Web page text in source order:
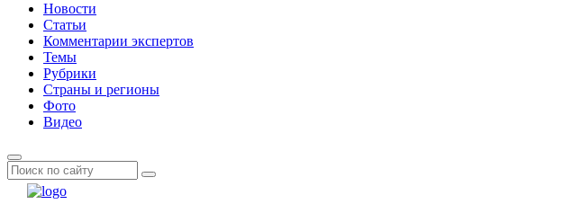
Новости
Статьи
Комментарии экспертов
Темы
Рубрики
Страны и регионы
Фото
Видео